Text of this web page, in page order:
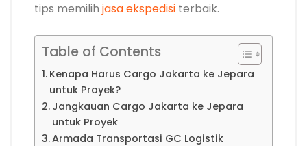
tips memilih jasa ekspedisi terbaik.
Table of Contents
Kenapa Harus Cargo Jakarta ke Jepara
untuk Proyek?
Jangkauan Cargo Jakarta ke Jepara
untuk Proyek
Armada Transportasi GC Logistik